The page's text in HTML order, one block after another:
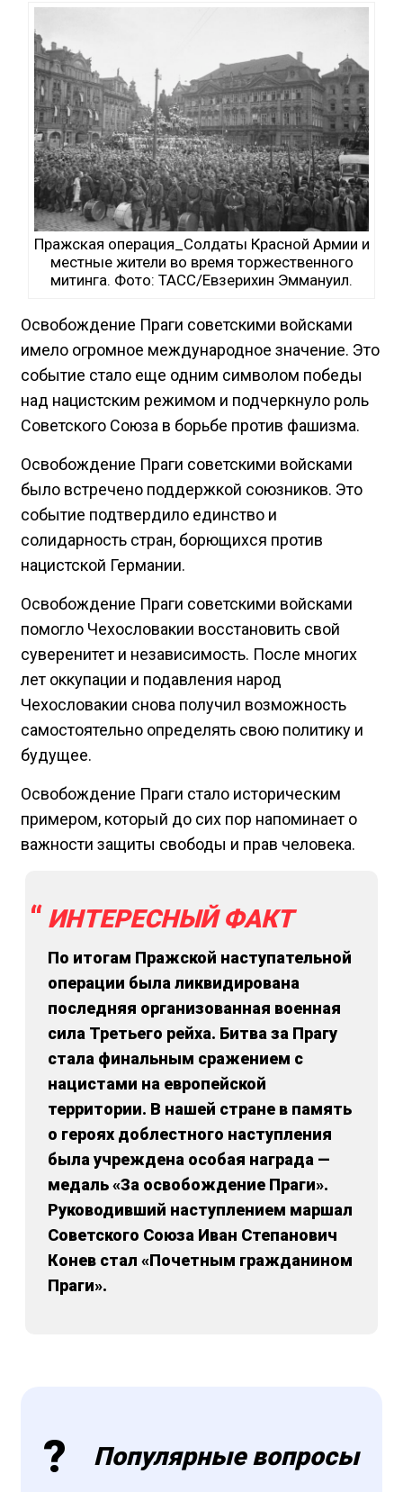
Пражская операция_Cолдаты Красной Армии и
местные жители во время торжественного
митинга. Фото: ТАСС/Евзерихин Эммануил.
Освобождение Праги советскими войсками
имело огромное международное значение. Это
событие стало еще одним символом победы
над нацистским режимом и подчеркнуло роль
Советского Союза в борьбе против фашизма.
Освобождение Праги советскими войсками
было встречено поддержкой союзников. Это
событие подтвердило единство и
солидарность стран, борющихся против
нацистской Германии.
Освобождение Праги советскими войсками
помогло Чехословакии восстановить свой
суверенитет и независимость. После многих
лет оккупации и подавления народ
Чехословакии снова получил возможность
самостоятельно определять свою политику и
будущее.
Освобождение Праги стало историческим
примером, который до сих пор напоминает о
важности защиты свободы и прав человека.
ИНТЕРЕСНЫЙ ФАКТ
По итогам Пражской наступательной
операции была ликвидирована
последняя организованная военная
сила Третьего рейха. Битва за Прагу
стала финальным сражением с
нацистами на европейской
территории. В нашей стране в память
о героях доблестного наступления
была учреждена особая награда —
медаль «За освобождение Праги».
Руководивший наступлением маршал
Советского Союза Иван Степанович
Конев стал «Почетным гражданином
Праги».
Популярные вопросы